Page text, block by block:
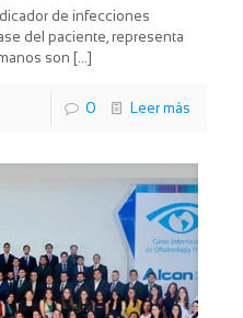
de infecciones
del paciente, representa
son […]
0 Leer más